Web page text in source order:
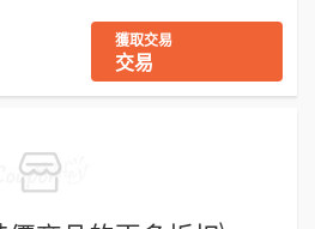
獲取交易
交易